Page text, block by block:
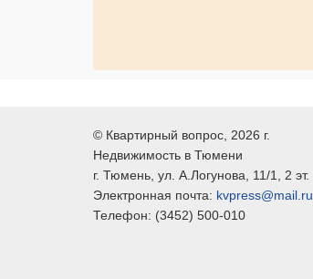
© Квартирный вопрос , 2026 г.
Недвижимость в Тюмени
г. Тюмень , ул. А.Логунова, 11/1, 2 эт.
Электронная почта: kvpress@mail.ru
Телефон: (3452) 500-010